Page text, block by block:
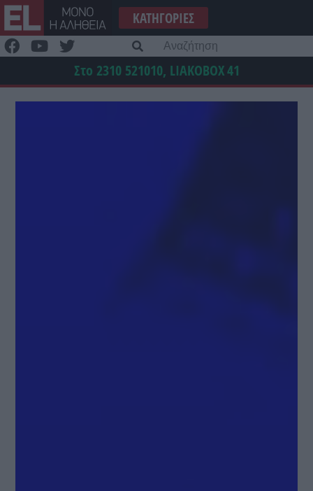
Μετάβαση
στο
περιεχόμενο
ΚΑΤΗΓΟΡΊΕΣ
Στο 2310 521010, LIAKOBOX41